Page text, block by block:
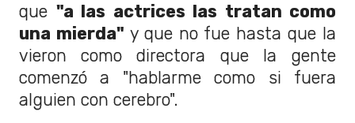
que "a las actrices las tratan como
una mierda" y que no fue hasta que la
vieron como directora que la gente
comenzó a "hablarme como si fuera
alguien con cerebro".